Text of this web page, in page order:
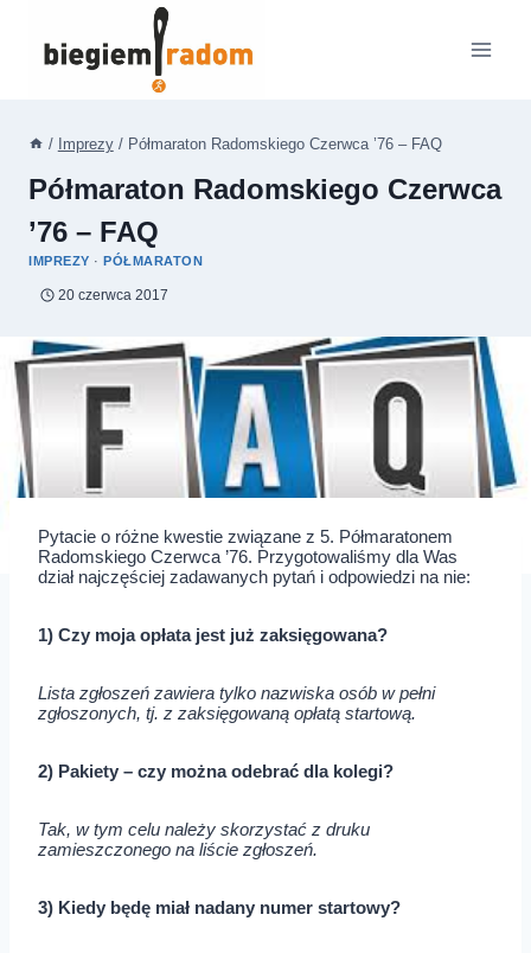
/ Imprezy / Półmaraton Radomskiego Czerwca ’76 – FAQ
Półmaraton Radomskiego Czerwca
’76 – FAQ
IMPREZY ·PÓŁMARATON
20 czerwca 2017
Pytacie o różne kwestie związane z 5. Półmaratonem
Radomskiego Czerwca ’76. Przygotowaliśmy dla Was
dział najczęściej zadawanych pytań i odpowiedzi na nie:
1) Czy moja opłata jest już zaksięgowana?
Lista zgłoszeń zawiera tylko nazwiska osób w pełni
zgłoszonych, tj. z zaksięgowaną opłatą startową.
2) Pakiety – czy można odebrać dla kolegi?
Tak, w tym celu należy skorzystać z druku
zamieszczonego na liście zgłoszeń.
3) Kiedy będę miał nadany numer startowy?